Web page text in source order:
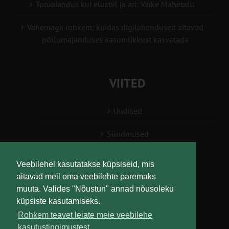
Veebilehel kasutatakse küpsiseid, mis
aitavad meil oma veebilehte paremaks
muuta. Valides "Nõustun" annad nõusoleku
küpsiste kasutamiseks.
Rohkem teavet leiate meie veebilehe
Turuaiandus kui elustiil ja äri: Väike Mahetalu
Vähemaga rohkem: kuidas digilahendused aitavad
põllumajanduses kasumlikkust kasvatada
VIITED
Uudised
Sündmused
Teabesalv
Liitu uudiskirjaga